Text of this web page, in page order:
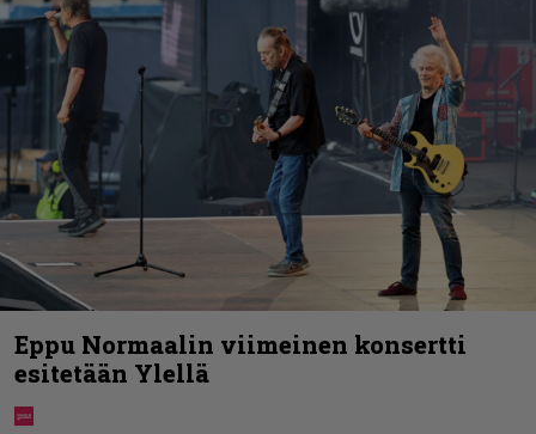
Eppu Normaalin viimeinen konsertti
esitetään Ylellä